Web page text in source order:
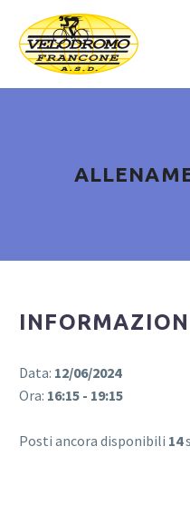
Data: 12/06/2024
Ora: 16:15 - 19:15
Posti ancora disponibili 14